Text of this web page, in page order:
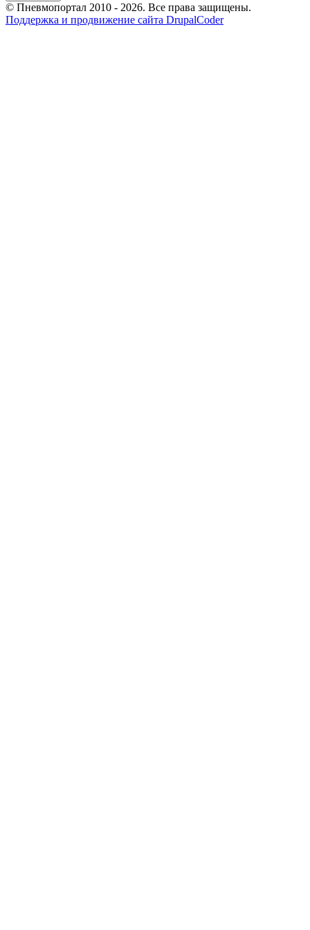
© Пневмопортал 2010 - 2026. Все права защищены.
Поддержка и продвижение сайта DrupalCoder